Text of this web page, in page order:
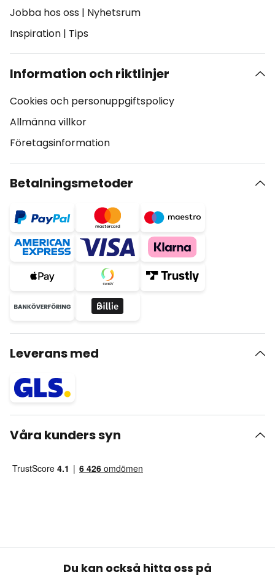
Jobba hos oss | Nyhetsrum
Inspiration | Tips
Information och riktlinjer
Cookies och personuppgiftspolicy
Allmänna villkor
Företagsinformation
Betalningsmetoder
Leverans med
Våra kunders syn
Du kan också hitta oss på